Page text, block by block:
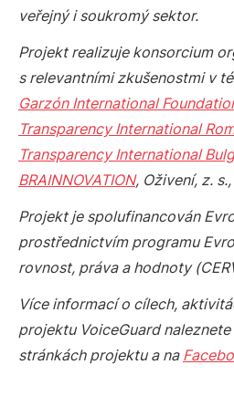
veřejný i soukromý sektor.
Projekt realizuje konsorcium
s relevantními zkušenostmi v
Garzón International
Transparency International
Transparency International
BRAINNOVATION, Oživení, z.
Projekt je spolufinancován
prostřednictvím programu
rovnost, práva a hodnoty
Více informací o cílech,
projektu VoiceGuard
stránkách projektu a na